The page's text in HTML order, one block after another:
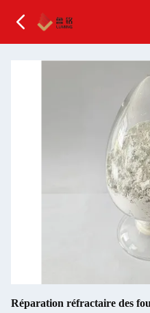
Réparation réfractaire des